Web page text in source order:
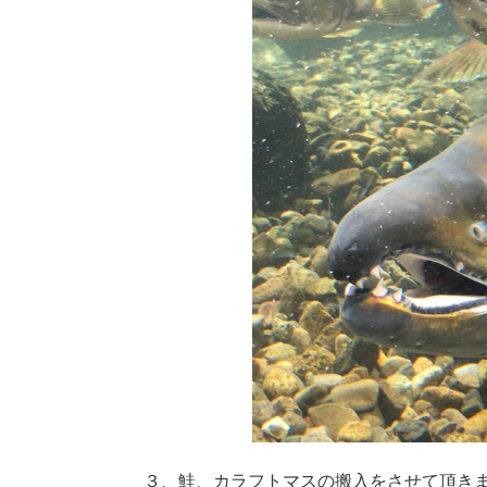
３、鮭、カラフトマスの搬入をさせて頂き